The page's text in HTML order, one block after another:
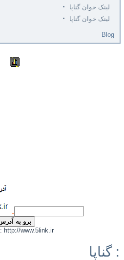
لینک خوان گناپا
لینک خوان گناپا
Blog
مثال : http://www.5link.ir
گناپا :